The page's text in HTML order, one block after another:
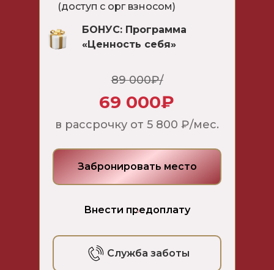
69 000₽
Забронировать место
Внести предоплату
Служба заботы
БОНУС: Программа
«Ценность себя»
(доступ с орг взносом)
89 000₽/
в рассрочку от 5 800 ₽/мес.